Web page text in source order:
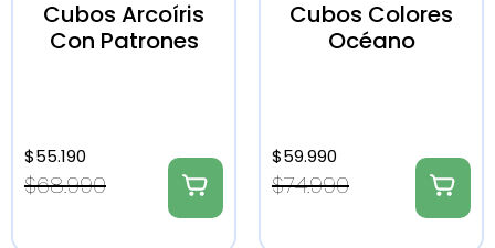
Cubos Arcoíris
Con Patrones
$68.990
$55.190
Cubos Colores
Océano
$74.990
$59.990